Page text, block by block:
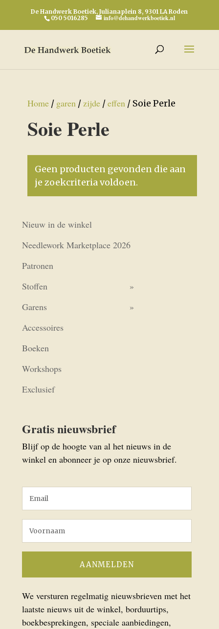
De Handwerk Boetiek, Julianaplein 8, 9301 LA Roden
050 5016285
info@dehandwerkboetiek.nl
Home/ garen/zijde/effen/ Soie Perle
Soie Perle
Geen producten gevonden die aan
je zoekcriteria voldoen.
Nieuw in de winkel
Needlework Marketplace 2026
Patronen
Stoffen
Garens
Accessoires
Boeken
Workshops
Exclusief
Gratis nieuwsbrief
Blijf op de hoogte van al het nieuws in de
winkel en abonneer je op onze nieuwsbrief.
We versturen regelmatig nieuwsbrieven met het
laatste nieuws uit de winkel, borduurtips,
boekbesprekingen, speciale aanbiedingen,